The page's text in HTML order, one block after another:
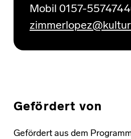
Mobil 0157-
Gefördert von
Gefördert aus dem